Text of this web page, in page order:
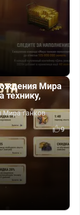
Мира
технику,
Мира танков
9